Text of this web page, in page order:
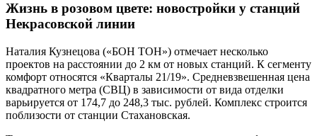
Жизнь в розовом цвете: новостройки у станций
Некрасовской линии
Наталия Кузнецова («БОН ТОН») отмечает несколько
проектов на расстоянии до 2 км от новых станций. К сегменту
комфорт относятся «Кварталы 21/19». Средневзвешенная цена
квадратного метра (СВЦ) в зависимости от вида отделки
варьируется от 174,7 до 248,3 тыс. рублей. Комплекс строится
поблизости от станции Стахановская.